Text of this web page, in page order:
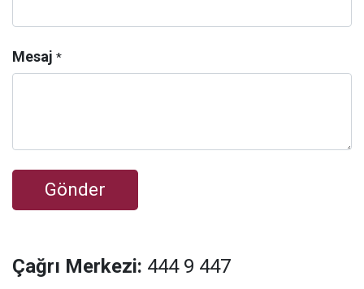
Mesaj *
Gönder
Çağrı Merkezi: 444 9 447